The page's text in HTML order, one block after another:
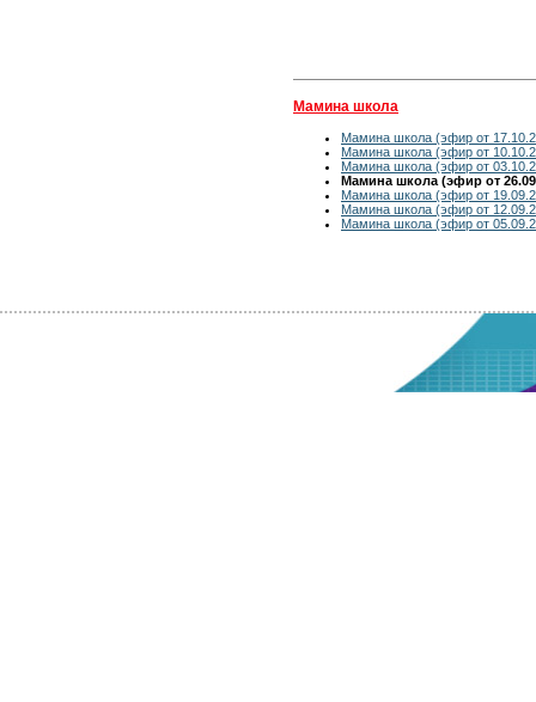
Мамина школа
Мамина школа (эфир от
Мамина школа (эфир от
Мамина школа (эфир от
Мамина школа (эфир от
Мамина школа (эфир от
Мамина школа (эфир от
Мамина школа (эфир от